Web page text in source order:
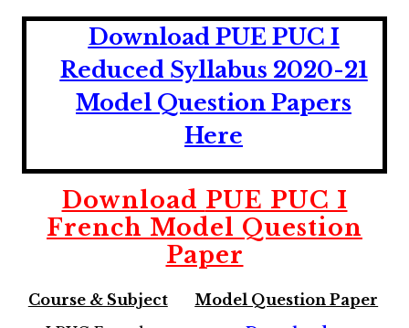
Download PUE PUC I
Reduced Syllabus 2020-21
Model Question Papers
Here
Download PUE PUC I
French Model Question
Paper
Course & Subject
Model Question Paper